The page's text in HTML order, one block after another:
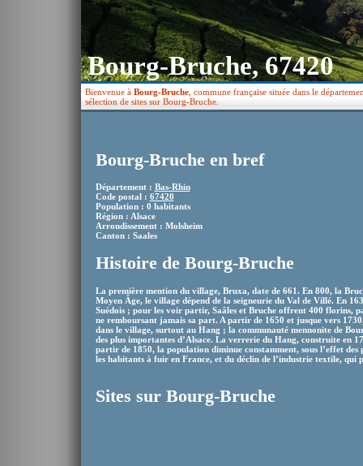
Bourg-Bruche, 67420
Bienvenue à Bourg-Bruche , commune française située dans le
sélection de sites sur Bourg-Bruche.
Bourg-Bruche en bref
Département : Bas-Rhin
Code postal : 67420
Population : 0 habitants
Région : Alsace
Arrondissement : Molsheim
Canton : Saales
Histoire de Bourg-Bruche
La première mention du village, Bruxa, date de 661. En 800, la
Moyen Âge, le village dépend de la seigneurie du Val de Villé. En
Suédois ; pour les voir partir, Saâles et Bruche offrent 400 florins,
ne remboursant jamais sa part. A partir de 1650 et jusque vers 1730,
dans le village, surtout au Hang ; la communauté mennonite de
des plus importantes d’Alsace. La verrerie du Hang, construite en
partir de 1850, la population diminue constamment, sous l’effet des
les habitants à fuir en France, et du déclin de l’industrie textile, qui
Sites sur Bourg-Bruche